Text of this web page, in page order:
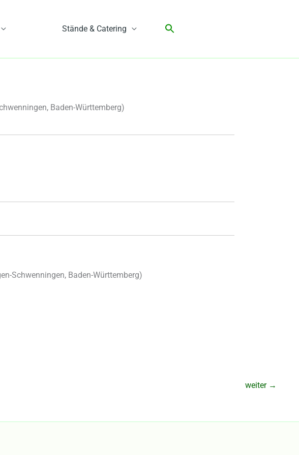
Stände & Catering
Baden-Württemberg)
Schwenningen, Baden-Württemberg)
weiter →